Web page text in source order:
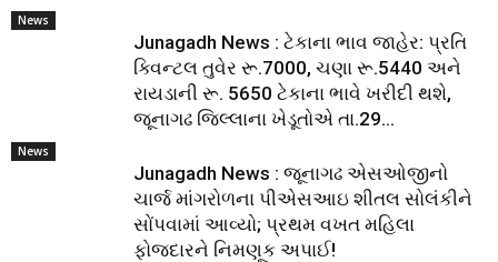
News
Junagadh News : ટેકાના ભાવ જાહેર: પ્રતિ
ક્વિન્ટલ તુવેર રૂ.7000, ચણા રૂ.5440 અને
રાયડાની રૂ. 5650 ટેકાના ભાવે ખરીદી થશે,
જૂનાગઢ જિલ્લાના ખેડૂતોએ તા.29...
News
Junagadh News : જૂનાગઢ એસઓજીનો
ચાર્જ માંગરોળના પીએસઆઇ શીતલ સોલંકીને
સોંપવામાં આવ્યો; પ્રથમ વખત મહિલા
ફોજદારને નિમણૂક અપાઈ!